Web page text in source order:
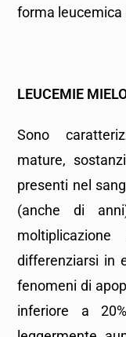
forma
LEUCEMIE
Sono
mature,
presenti nel
(anche di
differenziarsi in
fenomeni di
inferiore a